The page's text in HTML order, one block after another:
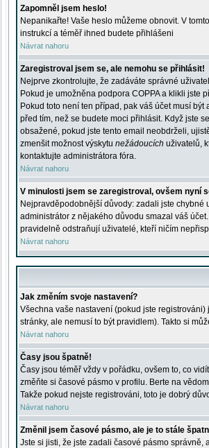
Zapomněl jsem heslo!
Nepanikařte! Vaše heslo můžeme obnovit. V
instrukcí a téměř ihned budete přihlášeni
Návrat nahoru
Zaregistroval jsem se, ale nemohu se přihlásit!
Nejprve zkontrolujte, že zadáváte správné
Pokud je umožněna podpora COPPA a klikli jste
Pokud toto není ten případ, pak váš účet musí
před tím, než se budete moci přihlásit. Když jste
obsažené, pokud jste tento email neobdrželi,
zmenšit možnost výskytu nežádoucích uživatelů,
kontaktujte administrátora fóra.
Návrat nahoru
V minulosti jsem se zaregistroval, ovšem nyní
Nejpravděpodobnější důvody: zadali jste
administrátor z nějakého důvodu smazal váš
pravidelně odstraňují uživatelé, kteří ničím
Návrat nahoru
Jak změním svoje nastavení?
Všechna vaše nastavení (pokud jste
stránky, ale nemusí to být pravidlem). Takto si
Návrat nahoru
Časy jsou špatně!
Časy jsou téměř vždy v pořádku, ovšem to, co
změňte si časové pásmo v profilu. Berte na
Takže pokud nejste registrováni, toto je dobrý
Návrat nahoru
Změnil jsem časové pásmo, ale je to stále
Jste si jisti, že jste zadali časové pásmo